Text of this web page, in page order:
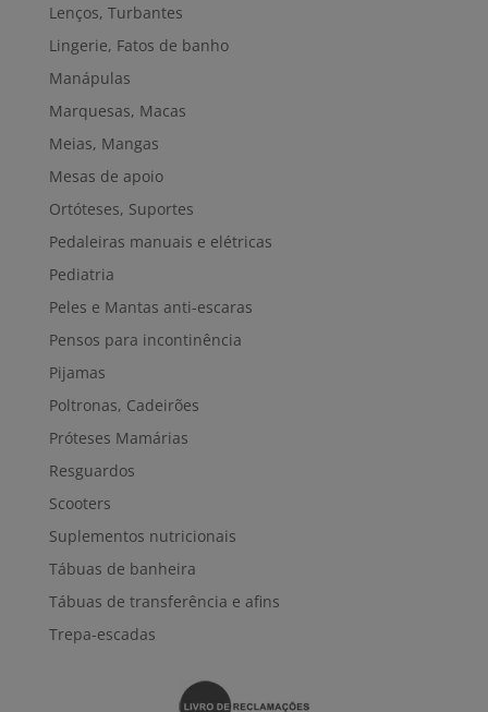
Lenços, Turbantes
Lingerie, Fatos de banho
Manápulas
Marquesas, Macas
Meias, Mangas
Mesas de apoio
Ortóteses, Suportes
Pedaleiras manuais e elétricas
Pediatria
Peles e Mantas anti-escaras
Pensos para incontinência
Pijamas
Poltronas, Cadeirões
Próteses Mamárias
Resguardos
Scooters
Suplementos nutricionais
Tábuas de banheira
Tábuas de transferência e afins
Trepa-escadas